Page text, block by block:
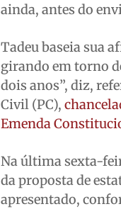
ainda, antes do
Tadeu baseia sua
girando em torno
dois anos”, diz,
Civil (PC),
Emenda
Na última sexta-
da proposta de
apresentado,